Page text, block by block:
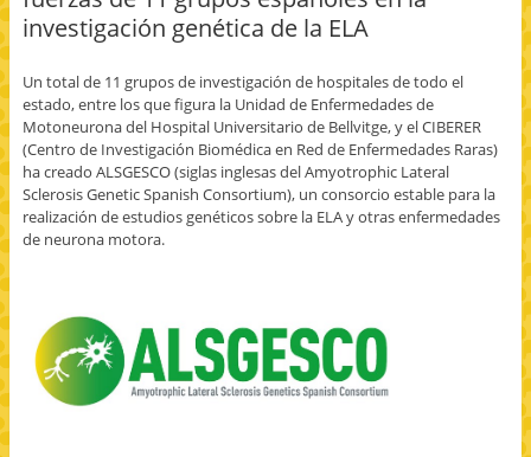
investigación genética de la ELA
Un total de 11 grupos de investigación de hospitales de todo el
estado, entre los que figura la Unidad de Enfermedades de
Motoneurona del Hospital Universitario de Bellvitge, y el CIBERER
(Centro de Investigación Biomédica en Red de Enfermedades Raras)
ha creado ALSGESCO (siglas inglesas del Amyotrophic Lateral
Sclerosis Genetic Spanish Consortium), un consorcio estable para la
realización de estudios genéticos sobre la ELA y otras enfermedades
de neurona motora.